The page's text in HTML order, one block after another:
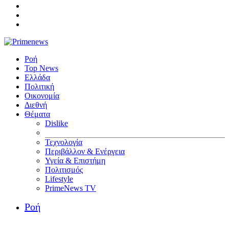
Ροή
Top News
Ελλάδα
Πολιτική
Οικονομία
Διεθνή
Θέματα
Dislike
Τεχνολογία
Περιβάλλον & Ενέργεια
Υγεία & Επιστήμη
Πολιτισμός
Lifestyle
PrimeNews TV
Ροή